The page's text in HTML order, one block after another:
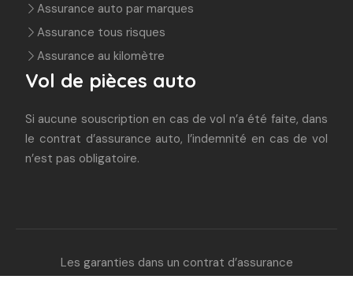
Assurance auto par marques
Assurance tous risques
Assurance au kilomètre
Vol de pièces auto
Si aucune souscription en cas de vol n’a été faite, dans
le contrat d’assurance auto, l’indemnité en cas de vol
n’est pas obligatoire.
Les garanties dans un contrat d’assurance